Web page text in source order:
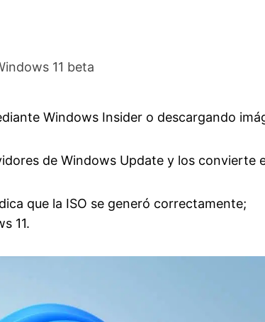
11 beta
Windows Insider o descargando
de Windows Update y los convierte
que la ISO se generó correctamente;
11.